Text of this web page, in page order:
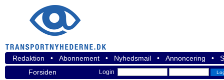
Redaktion • Abonnement • Nyhedsmail • Annoncering •
Forsiden
Login